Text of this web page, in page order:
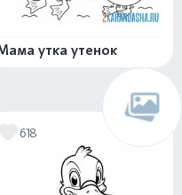
утка утенок
618